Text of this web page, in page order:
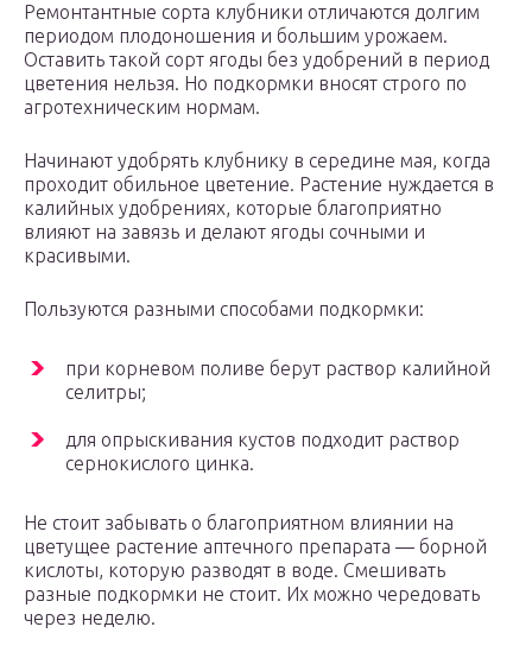
Ремонтантные сорта клубники отличаются долгим
периодом плодоношения и большим урожаем.
Оставить такой сорт ягоды без удобрений в период
цветения нельзя. Но подкормки вносят строго по
агротехническим нормам.
Начинают удобрять клубнику в середине мая, когда
проходит обильное цветение. Растение нуждается в
калийных удобрениях, которые благоприятно
влияют на завязь и делают ягоды сочными и
красивыми.
Пользуются разными способами подкормки:
при корневом поливе берут раствор калийной
селитры;
для опрыскивания кустов подходит раствор
сернокислого цинка.
Не стоит забывать о благоприятном влиянии на
цветущее растение аптечного препарата — борной
кислоты, которую разводят в воде. Смешивать
разные подкормки не стоит. Их можно чередовать
через неделю.